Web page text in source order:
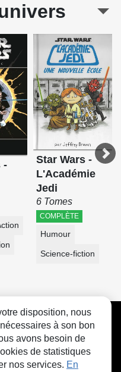
-
Star Wars -
L'Académie
Jedi
6 Tomes
COMPLÈTE
Humour
Science-fiction
Cookies
disposition, nous
à son bon
avons besoin de
de statistiques
nos services. En